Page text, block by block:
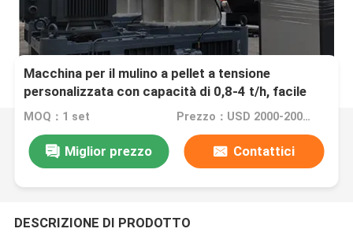
Macchina per il mulino a pellet a tensione
personalizzata con capacità di 0,8-4 t/h, facile
manutenzione
MOQ：1 set Prezzo：USD 2000-20000 set
Miglior prezzo Contattici
DESCRIZIONE DI PRODOTTO